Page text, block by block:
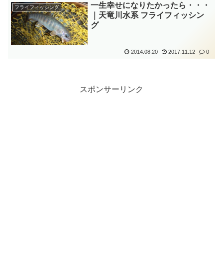
フライフィッシング
一生幸せになりたかったら・・・
｜天竜川水系 フライフィッシン
グ
2014.08.20 2017.11.12 0
スポンサーリンク